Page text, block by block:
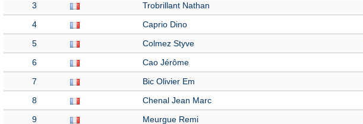
3
Trobrillant Nathan
4
Caprio Dino
5
Colmez Styve
6
Cao Jérôme
7
Bic Olivier Em
8
Chenal Jean Marc
9
Meurgue Remi